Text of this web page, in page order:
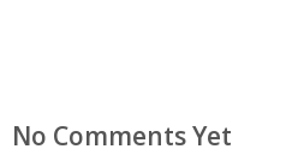
No Comments Yet